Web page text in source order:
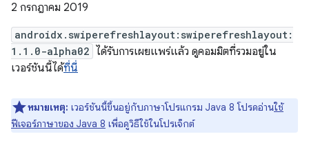
2 กรกฎาคม 2019
androidx.swiperefreshlayout:swiperefreshlayout:
1.1.0-alpha02 ได้รับการเผยแพร่แล้ว ดูคอมมิตที่รวมอยู่ใน
เวอร์ชันนี้ได้ที่นี่
หมายเหตุ: เวอร์ชันนี้ขึ้นอยู่กับภาษาโปรแกรม Java 8 โปรดอ่านใช้
ฟีเจอร์ภาษาของ Java 8 เพื่อดูวิธีใช้ในโปรเจ็กต์